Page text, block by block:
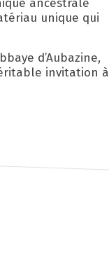
ancestrale
unique qui
d’Aubazine,
invitation à